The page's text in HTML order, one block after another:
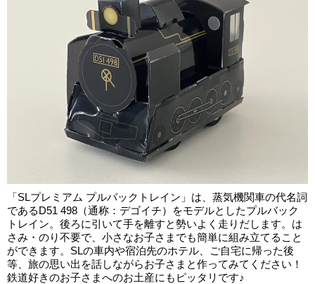
「SLプレミアム プルバックトレイン」は、蒸気機関車の代名詞
であるD51 498（通称：デゴイチ）をモデルとしたプルバック
トレイン。後ろに引いて手を離すと勢いよく走りだします。は
さみ・のり不要で、小さなお子さまでも簡単に組み立てること
ができます。SLの車内や宿泊先のホテル、ご自宅に帰った後
等、旅の思い出を話しながらお子さまと作ってみてください！
鉄道好きのお子さまへのお土産にもピッタリです♪